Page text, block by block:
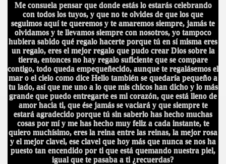
Me consuela pensar que donde estás lo estarás celebrando
con todos los tuyos, y que no te olvides de que los que
seguimos aquí te queremos y te amaremos siempre, jamás te
olvidamos y te llevamos siempre con nosotros, yo tampoco
hubiera sabido qué regalo hacerte porque tú en sí misma eres
un regalo, eres el mejor regalo que pudo crear Dios sobre la
tierra, entonces no hay regalo suficiente que se compare
contigo, todo queda empequeñecido, aunque te regalásemos el
mar o el cielo como dice Helio también se quedaría pequeño a
tu lado, así que me uno a lo que mis chicos han dicho y lo más
grande que puedo entregarte es mi corazón, que está lleno de
amor hacia ti, que ése jamás se vaciará y que siempre te
estará agradecido porque tú sin saberlo has hecho muchas
cosas por mí y me has hecho muy feliz a cada instante, te
quiero muchísimo, eres la reina entre las reinas, la mejor rosa
y el mejor clavel, ese clavel que hoy más que nunca se nos ha
puesto tan encendido por ti que está quemando nuestra piel,
igual que te pasaba a ti ¿recuerdas?